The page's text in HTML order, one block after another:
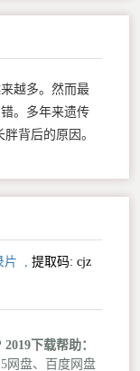
越多。然而最
。多年来遗传
背后的原因。
片 提取码:cjz
下载帮助：
网盘、百度网盘